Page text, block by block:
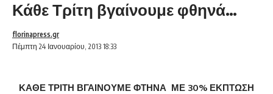
Κάθε Τρίτη βγαίνουμε φθηνά…
Πέμπτη 24 Ιανουαρίου, 2013 18:33
florinapress.gr
ΚΑΘΕ ΤΡΙΤΗ ΒΓΑΙΝΟΥΜΕ ΦΤΗΝΑ ΜΕ 30% ΕΚΠΤΩΣΗ